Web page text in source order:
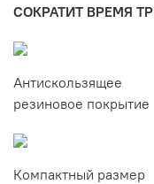
СОКРАТИТ ВРЕМЯ
Антискользящее
резиновое покрытие
Компактный размер